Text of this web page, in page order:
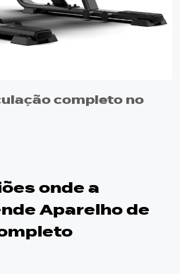
completo no
onde a
Aparelho de